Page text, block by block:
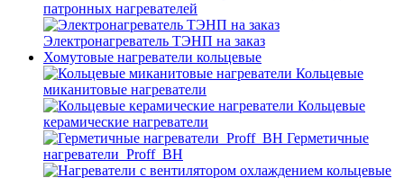
патронных нагревателей
Электронагреватель ТЭНП на заказ
Хомутовые нагреватели кольцевые
Кольцевые
миканитовые нагреватели
Кольцевые
керамические нагреватели
Герметичные
нагреватели_Proff_BH